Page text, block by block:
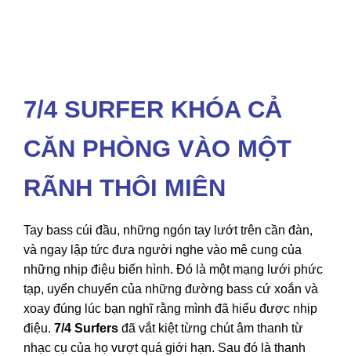
7/4 SURFER KHÓA CẢ
CĂN PHÒNG VÀO MỘT
RÃNH THÔI MIÊN
Tay bass cúi đầu, những ngón tay lướt trên cần đàn,
và ngay lập tức đưa người nghe vào mê cung của
những nhịp điệu biến hình. Đó là một mạng lưới phức
tạp, uyển chuyển của những đường bass cứ xoắn và
xoay đúng lúc bạn nghĩ rằng mình đã hiểu được nhịp
điệu. 7/4 Surfers đã vắt kiệt từng chút âm thanh từ
nhạc cụ của họ vượt quá giới hạn. Sau đó là thanh